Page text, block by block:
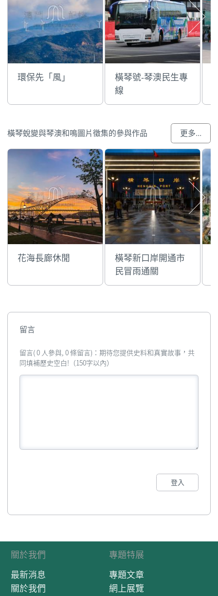
環保先「風」
橫琴號-琴澳民生專
線
橫琴蛻變與琴澳和鳴圖片徵集的參與作品 更多...
花海長廊休閒
橫琴新口岸開通市
民冒雨通關
留言
留言( 0 人參與, 0 條留言)：期待您提供史料和真實故事，共
同填補歷史空白!（150字以內）
登入
關於我們
最新消息
關於我們
專題特展
專題文章
網上展覽